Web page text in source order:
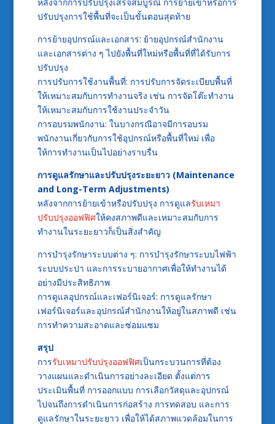
ปรับปรุงการใช้พื้นที่จะเป็นขั้นตอนสุดท้าย
การย้ายอุปกรณ์และเอกสาร: ย้ายอุปกรณ์สำนักงาน
และเอกสารต่าง ๆ ไปยังพื้นที่ใหม่หรือพื้นที่ที่ได้รับการ
ปรับปรุง
การปรับการใช้งานพื้นที่: การปรับการจัดระเบียบพื้นที่
ให้เหมาะสมกับการทำงานจริง เช่น การจัดโต๊ะทำงาน
ให้เหมาะสมกับการใช้งานประจำวัน
การอบรมพนักงาน: ในบางกรณีอาจมีการอบรม
พนักงานเกี่ยวกับการใช้อุปกรณ์หรือพื้นที่ใหม่ เพื่อ
ให้การทำงานเป็นไปอย่างราบรื่น
การดูแลรักษาและปรับปรุงระยะยาว (Maintenance
and Long-Term Adjustments)
หลังจากการย้ายเข้าหรือปรับปรุง การดูแลรับเหมา
ปรับปรุงออฟฟิศให้คงสภาพดีและเหมาะสมกับการ
ทำงานในระยะยาวก็เป็นสิ่งสำคัญ
การบำรุงรักษาระบบต่าง ๆ: การบำรุงรักษาระบบไฟฟ้า
ระบบประปา และการระบายอากาศเพื่อให้ทำงานได้
อย่างมีประสิทธิภาพ
การดูแลอุปกรณ์และเฟอร์นิเจอร์: การดูแลรักษา
เฟอร์นิเจอร์และอุปกรณ์สำนักงานให้อยู่ในสภาพดี เช่น
การทำความสะอาดและซ่อมแซม
สรุป
การรับเหมาปรับปรุงออฟฟิศเป็นกระบวนการที่ต้อง
วางแผนและดำเนินการอย่างละเอียด ตั้งแต่การ
ประเมินพื้นที่ การออกแบบ การเลือกวัสดุและอุปกรณ์
ไปจนถึงการดำเนินการก่อสร้าง การทดสอบ และการ
ดูแลรักษาในระยะยาว เพื่อให้ได้สภาพแวดล้อมในการ